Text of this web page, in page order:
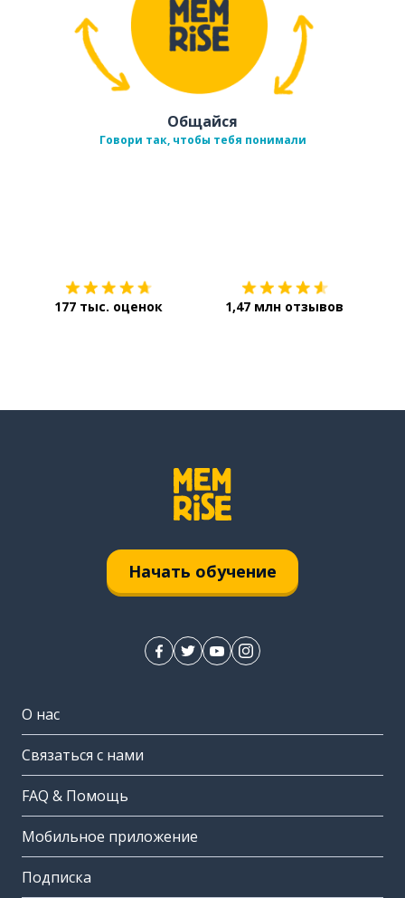
Общайся
Говори так, чтобы тебя понимали
177 тыс. оценок 1,47 млн отзывов
Начать обучение
О нас
Связаться с нами
FAQ & Помощь
Мобильное приложение
Подписка